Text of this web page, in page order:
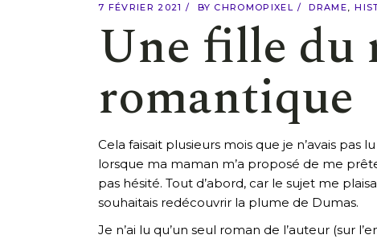
7 FÉVRIER 2021 BY CHROMOPIXEL DRAME
Une fille du
romantique
Cela faisait plusieurs mois que je n’avais
lorsque ma maman m’a proposé de me
pas hésité. Tout d’abord, car le sujet me
souhaitais redécouvrir la plume de Dumas.
Je n’ai lu qu’un seul roman de l’auteur (sur